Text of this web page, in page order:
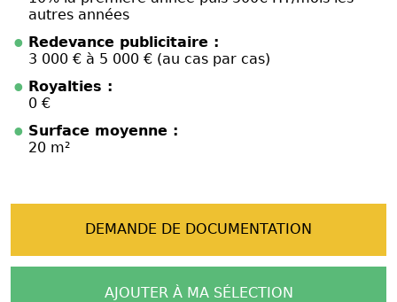
autres années
Redevance publicitaire :
3 000 € à 5 000 € (au cas par cas)
Royalties :
0 €
Surface moyenne :
20 m²
DEMANDE DE DOCUMENTATION
AJOUTER À MA SÉLECTION